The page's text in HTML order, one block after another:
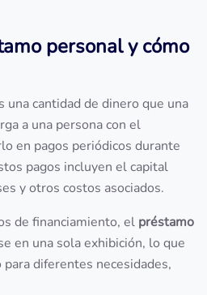
personal y cómo
una cantidad de dinero que una
a una persona con el
en pagos periódicos durante
pagos incluyen el capital
y otros costos asociados.
de financiamiento, el préstamo
en una sola exhibición, lo que
diferentes necesidades,